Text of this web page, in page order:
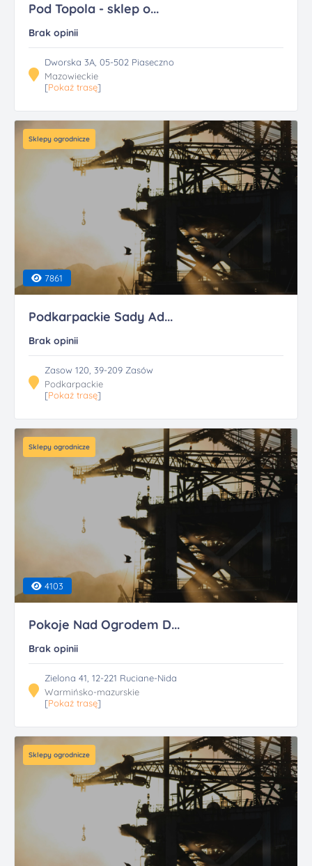
Pod Topola - sklep o...
Brak opinii
Dworska 3A, 05-502 Piaseczno
Mazowieckie
[Pokaż trasę]
Sklepy ogrodnicze
7861
Podkarpackie Sady Ad...
Brak opinii
Zasow 120, 39-209 Zasów
Podkarpackie
[Pokaż trasę]
Sklepy ogrodnicze
4103
Pokoje Nad Ogrodem D...
Brak opinii
Zielona 41, 12-221 Ruciane-Nida
Warmińsko-mazurskie
[Pokaż trasę]
Sklepy ogrodnicze